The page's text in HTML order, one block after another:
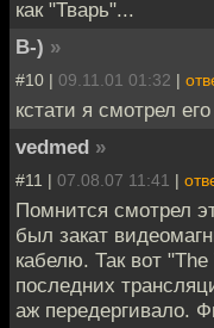
как "Тварь"...
B-) »
#10 | 09.11.01 01:32 |
кстати я смотрел
vedmed »
#11 | 07.08.07 11:41 |
Помнится смотрел
был закат
кабелю. Так вот
последних
аж передергивало.